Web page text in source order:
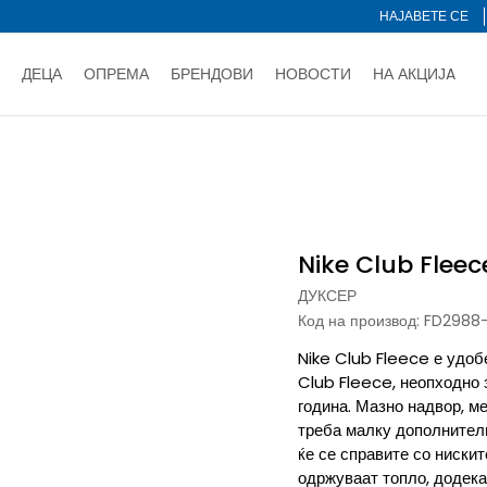
НАЈАВЕТЕ СЕ
ДЕЦА ОПРЕМА БРЕНДОВИ НОВОСТИ НА АКЦИЈA
Nike Club
ДУКСЕР
Код на производ:
Nike Club Fleece е
Club Fleece, неопходно
година. Мазно надвор,
треба малку
ќе се справите со
одржуваат топло,